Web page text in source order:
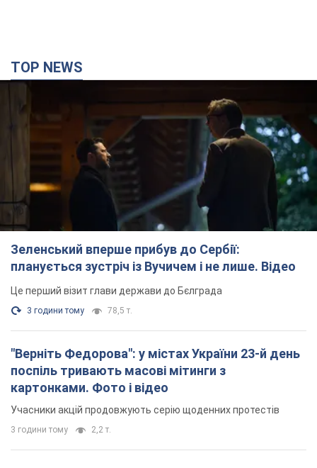
TOP NEWS
Зеленський вперше прибув до Сербії:
планується зустріч із Вучичем і не лише. Відео
Це перший візит глави держави до Бєлграда
3 години тому 78,5 т.
"Верніть Федорова": у містах України 23-й день
поспіль тривають масові мітинги з
картонками. Фото і відео
Учасники акцій продовжують серію щоденних протестів
3 години тому 2,2 т.